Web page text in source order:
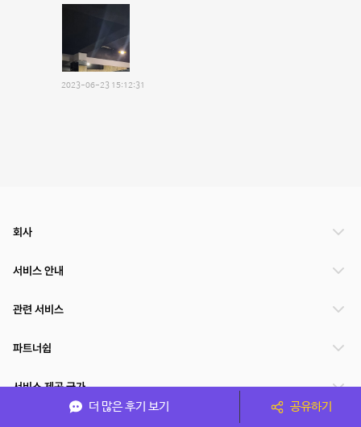
2023-06-23 15:12:31
더 많은 후기 보기 공유하기
회사
서비스 안내
관련 서비스
파트너쉽
서비스 제공 국가